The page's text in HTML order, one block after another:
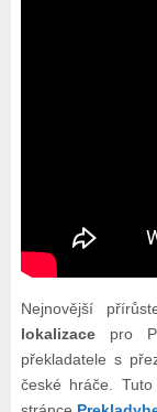
Nejnovější
lokalizacepro
překladatele s
české hráče.